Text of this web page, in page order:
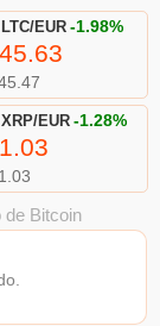
LTC/EUR -1.98%
XRP/EUR -1.28%
de Bitcoin